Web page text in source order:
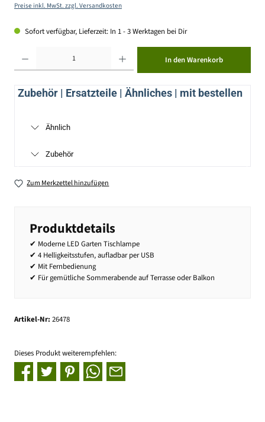
Preise inkl. MwSt. zzgl. Versandkosten
Sofort verfügbar, Lieferzeit: In 1 - 3 Werktagen bei Dir
In den Warenkorb
Zubehör | Ersatzteile | Ähnliches | mit bestellen
Ähnlich
Zubehör
Zum Merkzettel hinzufügen
Produktdetails
✔ Moderne LED Garten Tischlampe
✔ 4 Helligkeitsstufen, aufladbar per USB
✔ Mit Fernbedienung
✔ Für gemütliche Sommerabende auf Terrasse oder Balkon
Artikel-Nr: 26478
Dieses Produkt weiterempfehlen: